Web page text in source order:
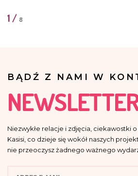
1 / 8
BĄDŹ Z NAMI W
NEWSLETTER
Niezwykłe relacje i zdjęcia, ciekawostki
Kasisi, co dzieje się wokół naszych
nie przeoczysz żadnego ważnego